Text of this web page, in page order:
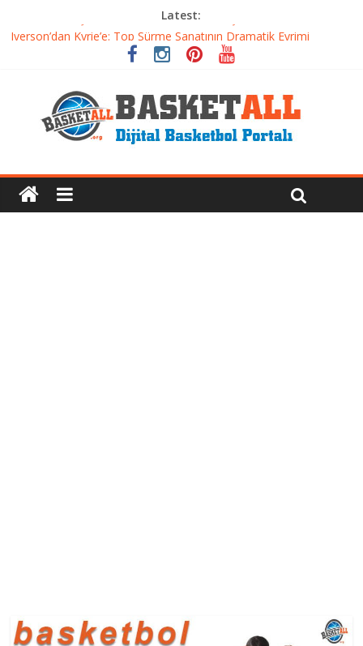
Latest:
Basketbolda Şut Antrenmanı ve Grafik Oluşturma
Iverson’dan Kyrie’e: Top Sürme Sanatının Dramatik Evrimi
Dünyanın En İyi Basketbol Takımı: Gerçek Şampiyon Kim?
Basketbolcu Beslenmesi: Performansı Artıran Bilimsel
Yaklaşımlar